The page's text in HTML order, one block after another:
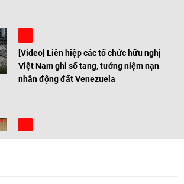
[Video] Liên hiệp các tổ chức hữu nghị
Việt Nam ghi sổ tang, tưởng niệm nạn
nhân động đất Venezuela
[Video] Trẻ em Đông Á cùng kiến tạo